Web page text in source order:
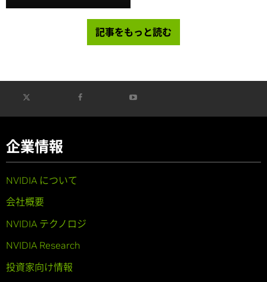
記事をもっと読む
企業情報
NVIDIA について
会社概要
NVIDIA テクノロジ
NVIDIA Research
投資家向け情報